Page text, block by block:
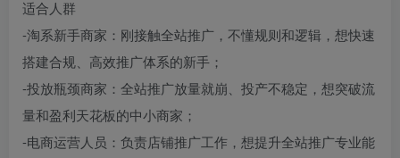
适合人群
-淘系新手商家：刚接触全站推广，不懂规则和逻辑，想快速
搭建合规、高效推广体系的新手；
-投放瓶颈商家：全站推广放量就崩、投产不稳定，想突破流
量和盈利天花板的中小商家；
-电商运营人员：负责店铺推广工作，想提升全站推广专业能